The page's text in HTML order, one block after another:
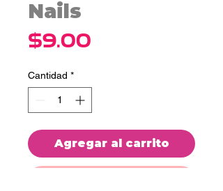
Nails
$9.00
Cantidad *
Agregar al carrito